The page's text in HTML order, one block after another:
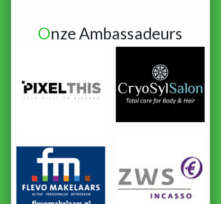
Onze Ambassadeurs